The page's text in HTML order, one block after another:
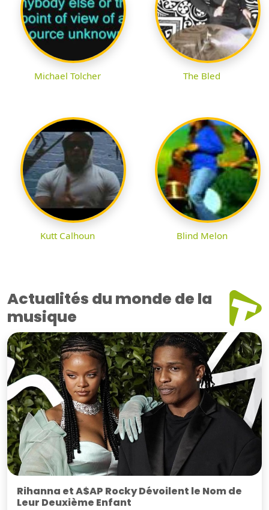
Michael Tolcher The Bled
Kutt Calhoun Blind Melon
Actualités du monde de la
musique
Rihanna et A$AP Rocky Dévoilent le Nom de
Leur Deuxième Enfant